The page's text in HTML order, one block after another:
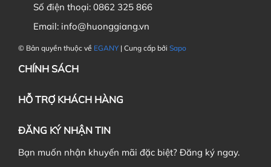
Số điện thoại: 0862 325 866
Email: info@huonggiang.vn
© Bản quyền thuộc về EGANY | Cung cấp bởi Sapo
CHÍNH SÁCH
HỖ TRỢ KHÁCH HÀNG
ĐĂNG KÝ NHẬN TIN
Bạn muốn nhận khuyến mãi đặc biệt? Đăng ký ngay.